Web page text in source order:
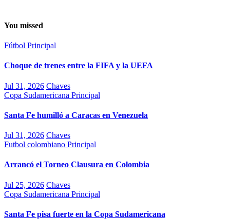
You missed
Fútbol Principal
Choque de trenes entre la FIFA y la UEFA
Jul 31, 2026 Chaves
Copa Sudamericana Principal
Santa Fe humilló a Caracas en Venezuela
Jul 31, 2026 Chaves
Futbol colombiano Principal
Arrancó el Torneo Clausura en Colombia
Jul 25, 2026 Chaves
Copa Sudamericana Principal
Santa Fe pisa fuerte en la Copa Sudamericana